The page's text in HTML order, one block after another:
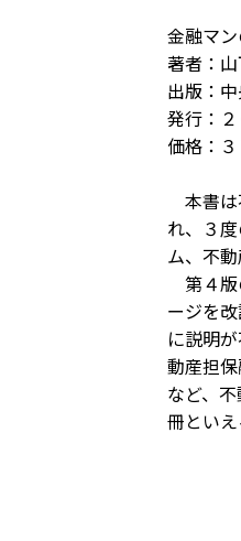
金融マ
著者：
出版：
発行：
価格：３
本書は
れ、３
ム、不
第４版
ージを
に説明
動産担
など、
冊といえ